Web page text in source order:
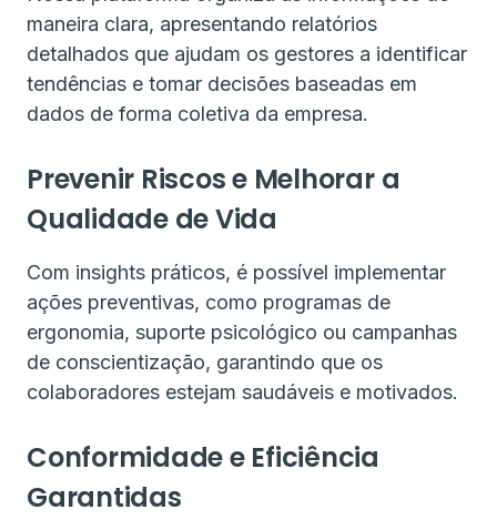
maneira clara, apresentando relatórios
detalhados que ajudam os gestores a identificar
tendências e tomar decisões baseadas em
dados de forma coletiva da empresa.
Prevenir Riscos e Melhorar a
Qualidade de Vida
Com insights práticos, é possível implementar
ações preventivas, como programas de
ergonomia, suporte psicológico ou campanhas
de conscientização, garantindo que os
colaboradores estejam saudáveis e motivados.
Conformidade e Eficiência
Garantidas